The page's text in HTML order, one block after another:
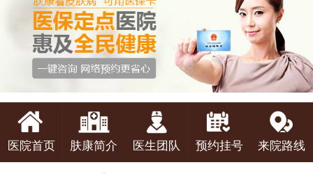
医院首页 肤康简介 医生团队 预约挂号 来院路线